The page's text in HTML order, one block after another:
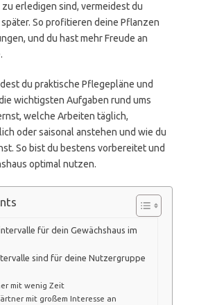
erledigen sind, vermeidest du
So profitieren deine Pflanzen
und du hast mehr Freude an
du praktische Pflegepläne und
wichtigsten Aufgaben rund ums
welche Arbeiten täglich,
oder saisonal anstehen und wie du
So bist du bestens vorbereitet und
optimal nutzen.
für dein Gewächshaus im
sind für deine Nutzergruppe
mit wenig Zeit
mit großem Interesse an